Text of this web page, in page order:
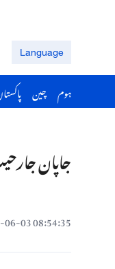
Language
ہوم چین
جاپان
08:54:35 2026-06-03